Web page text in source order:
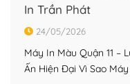
In Trần Phát
24/05/2026
Máy In Màu Quận 11 –
Ấn Hiện Đại Vì Sao